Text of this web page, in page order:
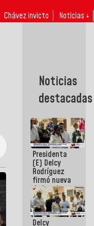
Chávez invicto Noticias ↓
Noticias
destacadas
Presidenta
(E) Delcy
Rodríguez
firmó nueva
de Ley de
Arrendamiento
aprobada
por la AN
Delcy